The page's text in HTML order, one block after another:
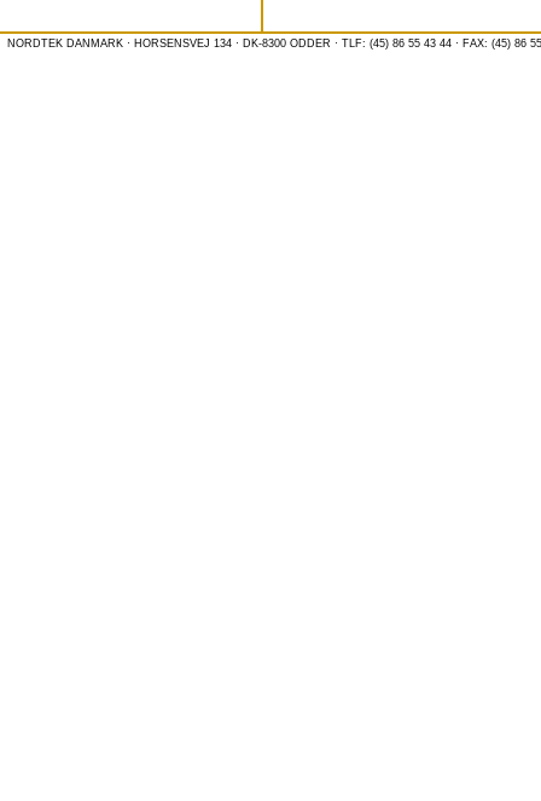
NORDTEK DANMARK · HORSENSVEJ 134 · DK-8300 ODDER · TLF: (45) 86 55 43 44 · FAX: (45) 86